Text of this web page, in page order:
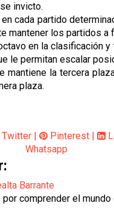
invicto.
cada partido
mantener los partidos a
en la clasificación y
le permitan escalar
mantiene la tercera
plaza.
Twitter Pinterest
Whatsapp
Barrante
comprender el mundo